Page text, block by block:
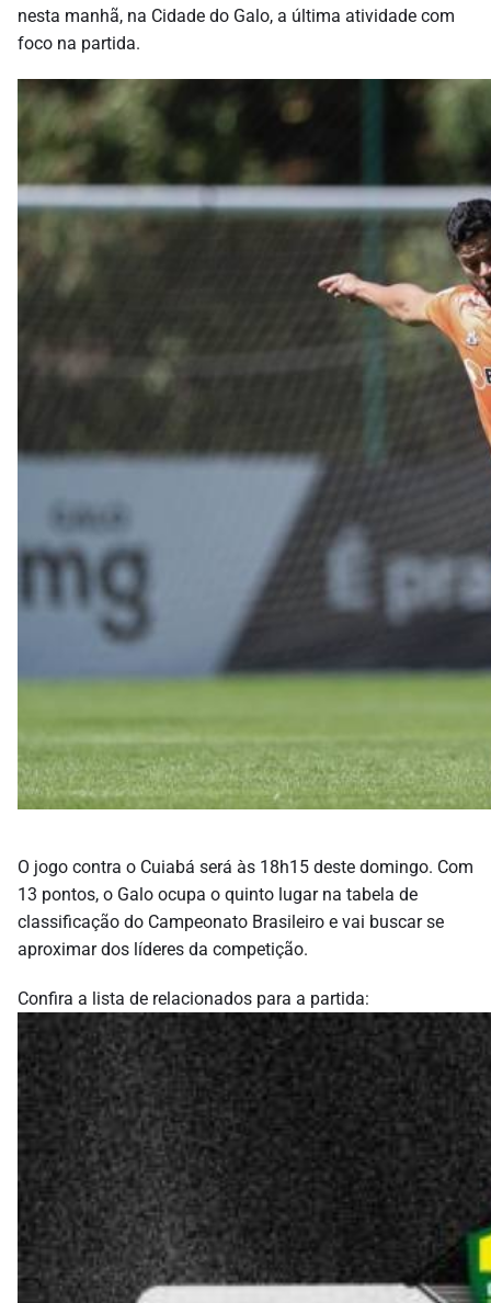
nesta manhã, na Cidade do Galo, a última atividade com
foco na partida.
O jogo contra o Cuiabá será às 18h15 deste domingo. Com
13 pontos, o Galo ocupa o quinto lugar na tabela de
classificação do Campeonato Brasileiro e vai buscar se
aproximar dos líderes da competição.
Confira a lista de relacionados para a partida: